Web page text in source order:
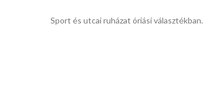
Sport és utcai ruházat óriási választékban.